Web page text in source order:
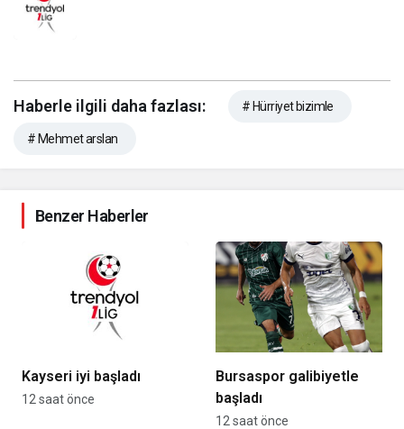
Haberle ilgili daha fazlası: # Hürriyet bizimle
# Mehmet arslan
Benzer Haberler
Kayseri iyi başladı
12 saat önce
Bursaspor galibiyetle
başladı
12 saat önce